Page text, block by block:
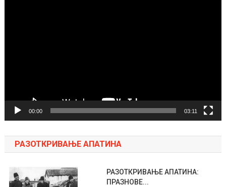
00:00 03:11
РАЗОТКРИВАЊЕ АПАТИНА
РАЗОТКРИВАЊЕ АПАТИНА:
ПРАЗНОВЕ...